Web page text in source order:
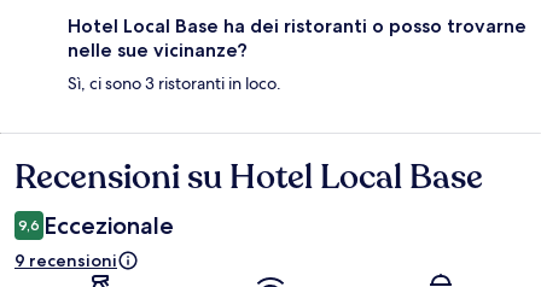
Hotel Local Base ha dei ristoranti o posso trovarne
nelle sue vicinanze?
Sì, ci sono 3 ristoranti in loco.
Recensioni
Recensioni su Hotel Local Base
9,6 Eccezionale
9 recensioni